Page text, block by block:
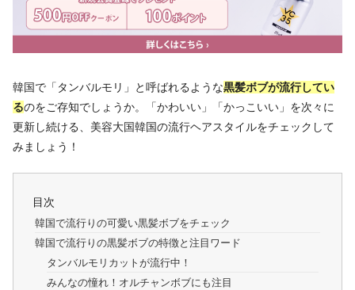
韓国で「タンバルモリ」と呼ばれるような黒髪ボブが流行してい
るのをご存知でしょうか。「かわいい」「かっこいい」を次々に
更新し続ける、美容大国韓国の流行ヘアスタイルをチェックして
みましょう！
目次
韓国で流行りの可愛い黒髪ボブをチェック
韓国で流行りの黒髪ボブの特徴と注目ワード
タンバルモリカットが流行中！
みんなの憧れ！オルチャンボブにも注目